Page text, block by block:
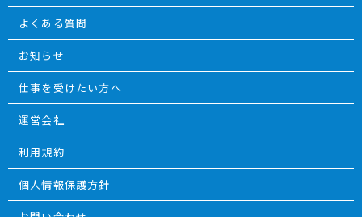
よくある質問
お知らせ
仕事を受けたい方へ
運営会社
利用規約
個人情報保護方針